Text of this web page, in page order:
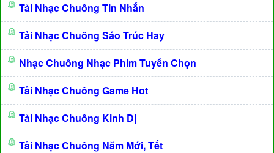
Tải Nhạc Chuông Tin Nhắn
Tải Nhạc Chuông Sáo Trúc Hay
Nhạc Chuông Nhạc Phim Tuyển Chọn
Tải Nhạc Chuông Game Hot
Tải Nhạc Chuông Kinh Dị
Tải Nhạc Chuông Năm Mới, Tết